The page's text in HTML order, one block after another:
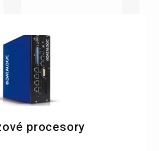
procesory